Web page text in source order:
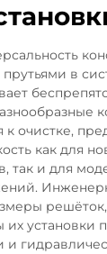
в
очистке,
как для
так и для
установки